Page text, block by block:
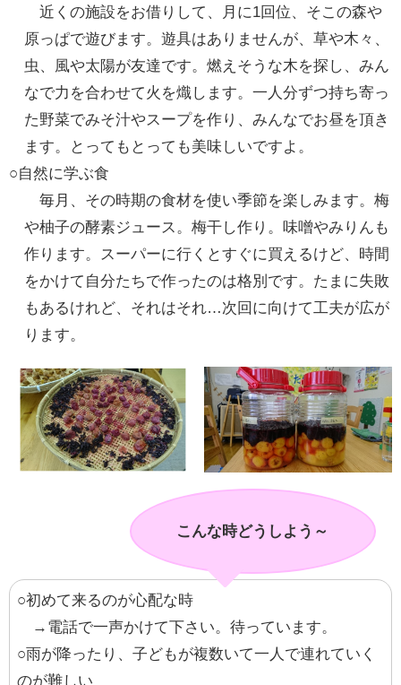
近くの施設をお借りして、月に1回位、そこの森や
原っぱで遊びます。遊具はありませんが、草や木々、
虫、風や太陽が友達です。燃えそうな木を探し、みん
なで力を合わせて火を熾します。一人分ずつ持ち寄っ
た野菜でみそ汁やスープを作り、みんなでお昼を頂き
ます。とってもとっても美味しいですよ。
○自然に学ぶ食
毎月、その時期の食材を使い季節を楽しみます。梅
や柚子の酵素ジュース。梅干し作り。味噌やみりんも
作ります。スーパーに行くとすぐに買えるけど、時間
をかけて自分たちで作ったのは格別です。たまに失敗
もあるけれど、それはそれ…次回に向けて工夫が広が
ります。
こんな時どうしよう～
○初めて来るのが心配な時
→電話で一声かけて下さい。待っています。
○雨が降ったり、子どもが複数いて一人で連れていく
のが難しい